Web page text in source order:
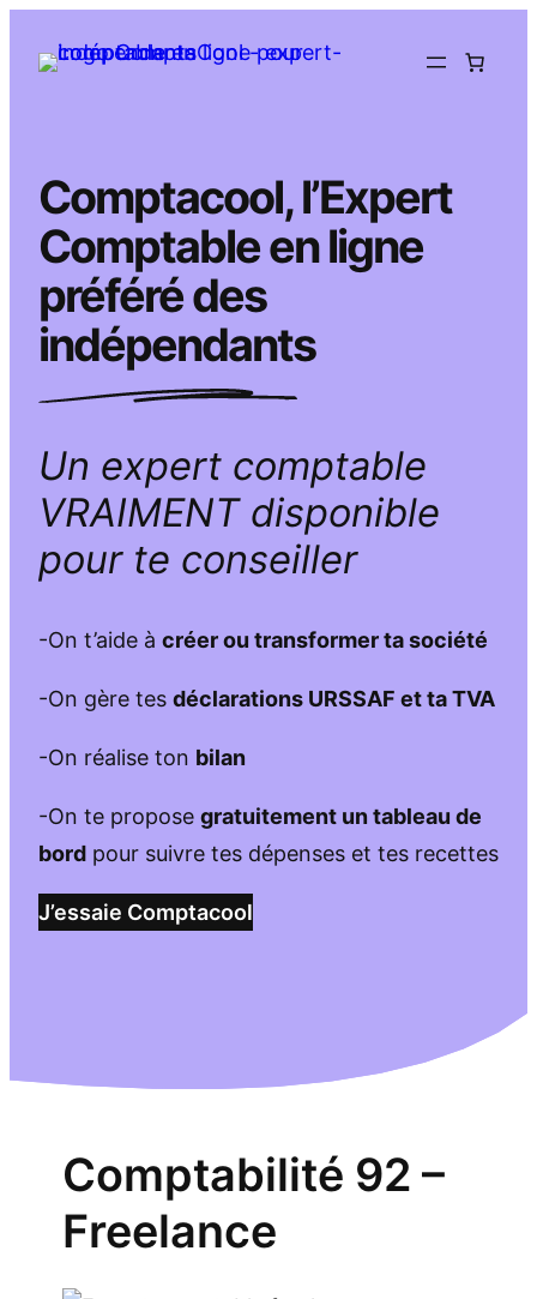
Comptacool, l’Expert
Comptable en ligne
préféré des
indépendants
Un expert comptable
VRAIMENT disponible
pour te conseiller
-On t’aide à créer ou transformer ta société
-On gère tes déclarations URSSAF et ta TVA
-On réalise ton bilan
-On te propose gratuitement un tableau de
bord pour suivre tes dépenses et tes recettes
J’essaie Comptacool
Comptabilité 92 –
Freelance